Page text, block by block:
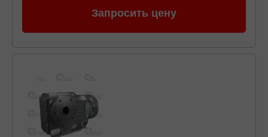
Запросить цену